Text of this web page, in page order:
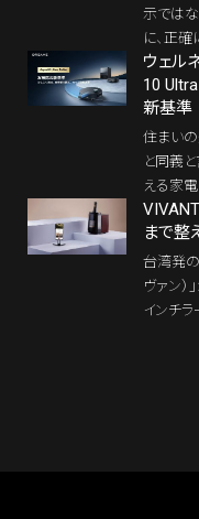
最新の
作する、
トコル
れる
築インフ
サイトが
に姿を現
示ではな
に、正確
で、ウェ
Worksは
統合し、
で、住ま
OSであ
快適な
と。そう
ラグジ
ウェル
10
新基準
住まいの
と同義
える家
掃除機
Dreame
「
まで整
台湾発の
ヴァン）
インチ
本体へ
呼ぶ新